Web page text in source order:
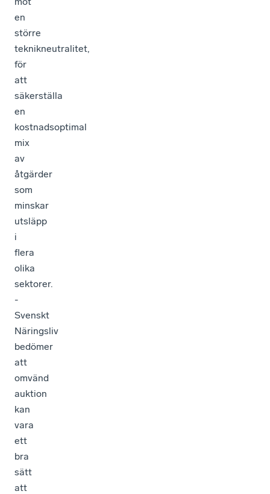
en
större
teknikneutralitet,
för
att
säkerställa
en
kostnadsoptimal
mix
av
åtgärder
som
minskar
utsläpp
i
flera
olika
sektorer.
-
Svenskt
Näringsliv
bedömer
att
omvänd
auktion
kan
vara
ett
bra
sätt
att